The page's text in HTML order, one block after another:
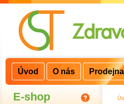
E-shop
Úvod O nás Prodejna